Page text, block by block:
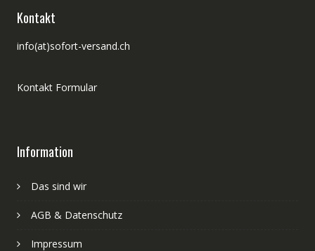
Kontakt
info(at)sofort-versand.ch
Kontakt Formular
Information
Das sind wir
AGB & Datenschutz
Impressum